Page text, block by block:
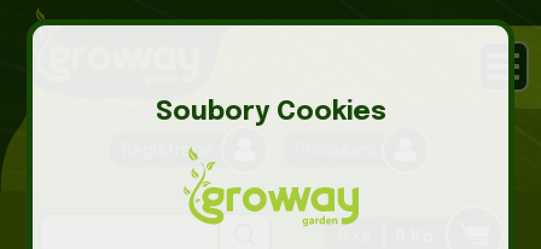
Soubory Cookies
Registrace